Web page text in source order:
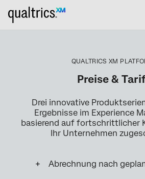
QUALTRICS XM
Preise &
Drei innovative
Ergebnisse im Experience
basierend auf fortschrittlicher
Ihr Unternehmen
Abrechnung nach